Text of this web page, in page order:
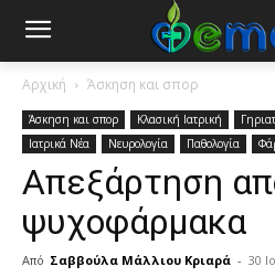
Αρχική Άσκηση και σπορ
Άσκηση και σπορ Κλασική Ιατρική
Ιατρικά Νέα
Νευρολογία Παθολογία
Απεξάρτηση
ψυχοφάρμακα
Από Σαββούλα Μάλλιου Κριαρά - 30